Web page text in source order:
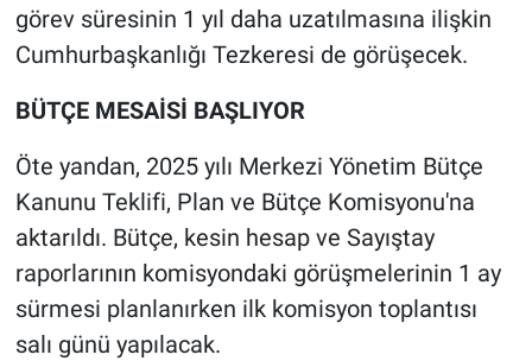
görev süresinin 1 yıl daha uzatılmasına ilişkin
Cumhurbaşkanlığı Tezkeresi de görüşecek.
BÜTÇE MESAİSİ BAŞLIYOR
Öte yandan, 2025 yılı Merkezi Yönetim Bütçe
Kanunu Teklifi, Plan ve Bütçe Komisyonu'na
aktarıldı. Bütçe, kesin hesap ve Sayıştay
raporlarının komisyondaki görüşmelerinin 1 ay
sürmesi planlanırken ilk komisyon toplantısı
salı günü yapılacak.